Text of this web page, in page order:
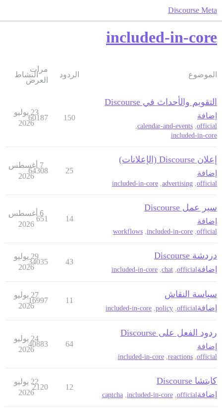
Discourse Meta
included-in-core
الموضوع الردود
مرات
العرض
النشاط
التقويم والأحداث في Discourse
إضافة
official
,
calendar-and-events
,
included-in-core
150
60187
23 يوليو
2026
إعلان Discourse (الإعلانات)
إضافة
official
,
advertising
,
included-in-core
25
64308
7 أغسطس
2026
سير عمل Discourse
إضافة
official
,
included-in-core
,
workflows
14
651
6 أغسطس
2026
دردشة Discourse
إضافةofficial
chat
included-in-core
43
34035
29 يوليو
2026
سياسة النقاش
إضافةofficial
policy
included-in-core
11
16997
27 يوليو
2026
ردود الفعل على Discourse
إضافة
official
,
reactions
,
included-in-core
64
40883
24 يوليو
2026
كابتشا Discourse
إضافةofficial
included-in-core
captcha
12
2120
22 يوليو
2026